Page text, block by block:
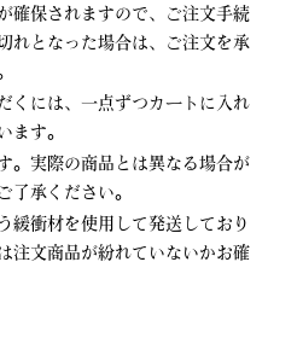
確保されますので、ご注文手続
れとなった場合は、ご注文を承
くには、一点ずつカートに入れ
ます。
。実際の商品とは異なる場合が
了承ください。
緩衝材を使用して発送しており
注文商品が紛れていないかお確